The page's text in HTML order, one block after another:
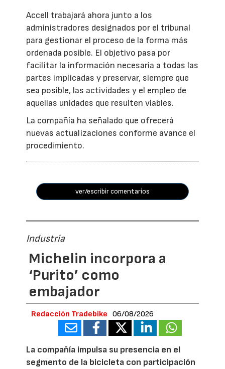
Accell trabajará ahora junto a los
administradores designados por el tribunal
para gestionar el proceso de la forma más
ordenada posible. El objetivo pasa por
facilitar la información necesaria a todas las
partes implicadas y preservar, siempre que
sea posible, las actividades y el empleo de
aquellas unidades que resulten viables.
La compañía ha señalado que ofrecerá
nuevas actualizaciones conforme avance el
procedimiento.
ver/escribir comentarios
Industria
Michelin incorpora a
‘Purito’ como
embajador
Redacción Tradebike 06/08/2026
La compañía impulsa su presencia en el
segmento de la bicicleta con participación